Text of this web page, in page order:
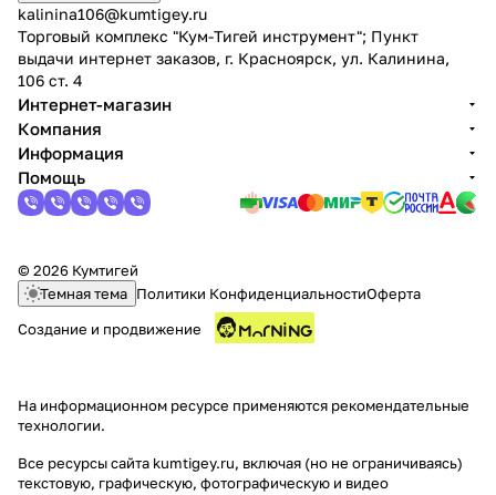
kalinina106@kumtigey.ru
Торговый комплекс "Кум-Тигей инструмент"; Пункт
выдачи интернет заказов, г. Красноярск, ул. Калинина,
106 ст. 4
Интернет-магазин
Компания
Информация
Помощь
© 2026 Кумтигей
Темная тема Политики КонфиденциальностиОферта
Создание и продвижение
На информационном ресурсе применяются рекомендательные
технологии.
Все ресурсы сайта kumtigey.ru, включая (но не ограничиваясь)
текстовую, графическую, фотографическую и видео